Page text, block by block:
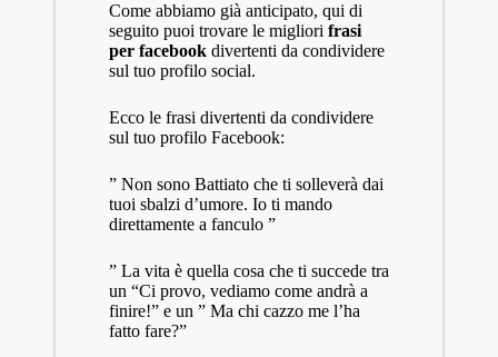
Come abbiamo già anticipato, qui di
seguito puoi trovare le migliori frasi
per facebookdivertenti da condividere
sul tuo profilo social.
Ecco le frasi divertenti da condividere
sul tuo profilo Facebook:
” Non sono Battiato che ti solleverà dai
tuoi sbalzi d’umore. Io ti mando
direttamente a fanculo ”
” La vita è quella cosa che ti succede tra
un “Ci provo, vediamo come andrà a
finire!” e un ” Ma chi cazzo me l’ha
fatto fare?”